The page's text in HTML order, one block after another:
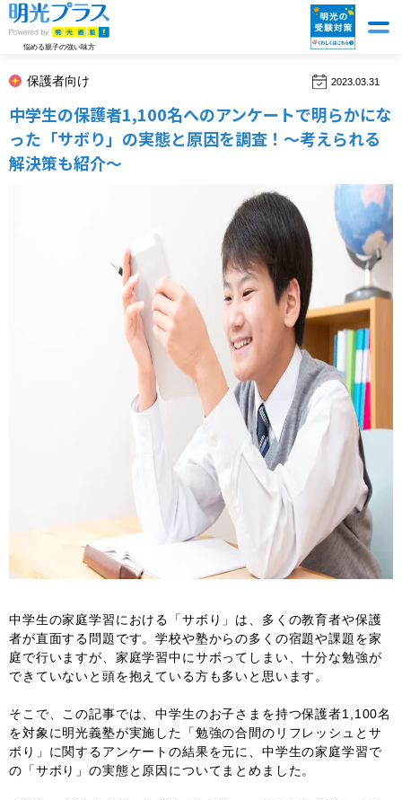
悩める親子の強い味方
保護者向け 2023.03.31
中学生の保護者1,100名へのアンケートで明らかにな
った「サボり」の実態と原因を調査！～考えられる
解決策も紹介～
中学生の家庭学習における「サボり」は、多くの教育者や保護
者が直面する問題です。学校や塾からの多くの宿題や課題を家
庭で行いますが、家庭学習中にサボってしまい、十分な勉強が
できていないと頭を抱えている方も多いと思います。
そこで、この記事では、中学生のお子さまを持つ保護者1,100名
を対象に明光義塾が実施した「勉強の合間のリフレッシュとサ
ボり」に関するアンケートの結果を元に、中学生の家庭学習で
の「サボり」の実態と原因についてまとめました。